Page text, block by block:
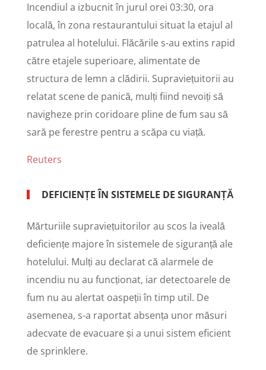
Incendiul a izbucnit în jurul orei 03:30, ora
locală, în zona restaurantului situat la etajul al
patrulea al hotelului. Flăcările s-au extins rapid
către etajele superioare, alimentate de
structura de lemn a clădirii. Supraviețuitorii au
relatat scene de panică, mulți fiind nevoiți să
navigheze prin coridoare pline de fum sau să
sară pe ferestre pentru a scăpa cu viață.
Reuters
DEFICIENȚE ÎN SISTEMELE DE SIGURANȚĂ
Mărturiile supraviețuitorilor au scos la iveală
deficiențe majore în sistemele de siguranță ale
hotelului. Mulți au declarat că alarmele de
incendiu nu au funcționat, iar detectoarele de
fum nu au alertat oaspeții în timp util. De
asemenea, s-a raportat absența unor măsuri
adecvate de evacuare și a unui sistem eficient
de sprinklere.